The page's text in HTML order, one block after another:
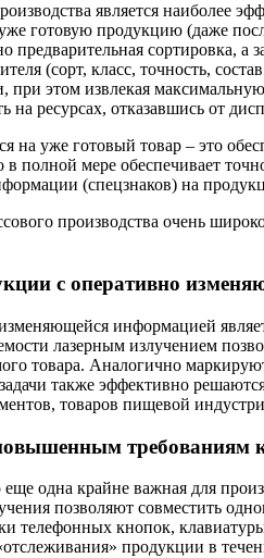
является наиболее
готовую продукцию (даже
предварительная сортировка,
(сорт, класс, точность,
при этом извлекая
ресурсах, отказавшись от
на уже готовый товар – это
полной мере обеспечивает
(спецзнаков) на
производства очень
с оперативно
информацией
лазерным излучением
товара. Аналогично
также эффективно
товаров пищевой
требованиям
одна крайне важная для
позволяют совместить
телефонных кнопок,
продукции в